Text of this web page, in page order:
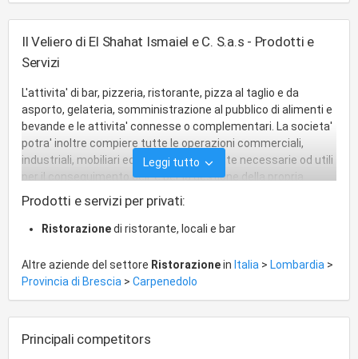
Il Veliero di El Shahat Ismaiel e C. S.a.s - Prodotti e
Servizi
L'attivita' di bar, pizzeria, ristorante, pizza al taglio e da
asporto, gelateria, somministrazione al pubblico di alimenti e
bevande e le attivita' connesse o complementari. La societa'
potra' inoltre compiere tutte le operazioni commerciali,
industriali, mobiliari ed immobiliari ritenute necessarie od utili
per il conseguimento dell' e per la gestione della propria
liquidita'. Potra', inoltre, assumere interessenze e
partecipazioni in altre societa' senza finalita' di collocamento
e purche' nei limiti previsti dall'art. 2361 Codice civile, nonche'
Leggi tutto
Prodotti e servizi per privati:
Ristorazionedi ristorante, locali e bar
Altre aziende del settore Ristorazionein Italia > Lombardia >
Provincia di Brescia > Carpenedolo
Principali competitors